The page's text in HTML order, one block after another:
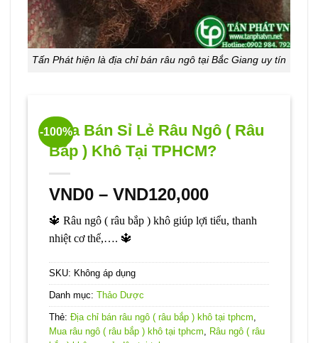
Tấn Phát hiện là địa chỉ bán râu ngô tại Bắc Giang uy tín
-100%
Mua Bán Sỉ Lẻ Râu Ngô ( Râu
Bắp ) Khô Tại TPHCM?
VND0 – VND120,000Khoảng
giá:
từ
đến
🔱 Râu ngô ( râu bắp ) khô giúp lợi tiểu, thanh
nhiệt cơ thể,…. 🔱
SKU: Không áp dụng
Danh mục: Thảo Dược
Thẻ: Địa chỉ bán râu ngô ( râu bắp ) khô tại tphcm
Mua râu ngô ( râu bắp ) khô tại tphcm
Râu ngô ( râu